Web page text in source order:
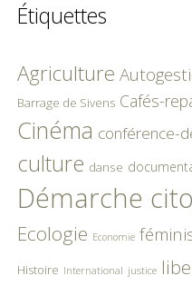
Étiquettes
Agriculture
Barrage de Sivens Cafés-
Cinéma conférence-
culture danse
Démarche
Ecologie Economie
Histoire International justice